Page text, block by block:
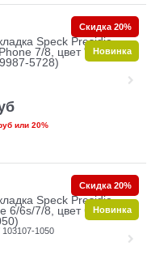
Speck Presidio
7/8, цвет "белый/
5728)
или 20%
Скидка 20%
Новинка
Speck Presidio
6/6s/7/8, цвет черный"
1050
Скидка 20%
Новинка